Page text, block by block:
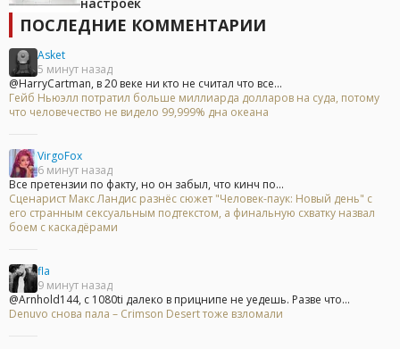
настроек
ПОСЛЕДНИЕ КОММЕНТАРИИ
Asket
5 минут назад
@HarryCartman, в 20 веке ни кто не считал что все...
Гейб Ньюэлл потратил больше миллиарда долларов на суда, потому
что человечество не видело 99,999% дна океана
VirgoFox
6 минут назад
Все претензии по факту, но он забыл, что кинч по...
Сценарист Макс Ландис разнёс сюжет "Человек-паук: Новый день" с
его странным сексуальным подтекстом, а финальную схватку назвал
боем с каскадёрами
fla
9 минут назад
@Arnhold144, с 1080ti далеко в прицнипе не уедешь. Разве что...
Denuvo снова пала – Crimson Desert тоже взломали